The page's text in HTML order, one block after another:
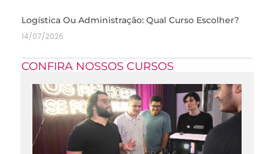
Logística Ou Administração: Qual Curso Escolher?
14/07/2026
CONFIRA NOSSOS CURSOS